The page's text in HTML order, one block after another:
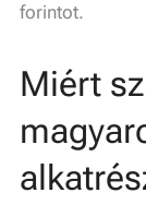
forintot.
Miért